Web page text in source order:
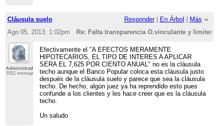
Cláusula suelo Responder| En Árbol | Más
Ago 05, 2013; 1:02pm
Re: Falta transparencia O.vinculante y limites
Administrador
3552 mensajes
Efectivamente el "A EFECTOS MERAMENTE
HIPOTECARIOS, EL TIPO DE INTERES A APLICAR
SERA EL 7,625 POR CIENTO ANUAL" no es la cláusula
techo aunque el Banco Popular coloca esta cláusula justo
después de la cláusula suelo y parece que sea la cláusula
techo. De hecho, algún juez ya ha reprendido esto pues
confunde a los clientes y les hace creer que es la cláusula
techo.
Un saludo